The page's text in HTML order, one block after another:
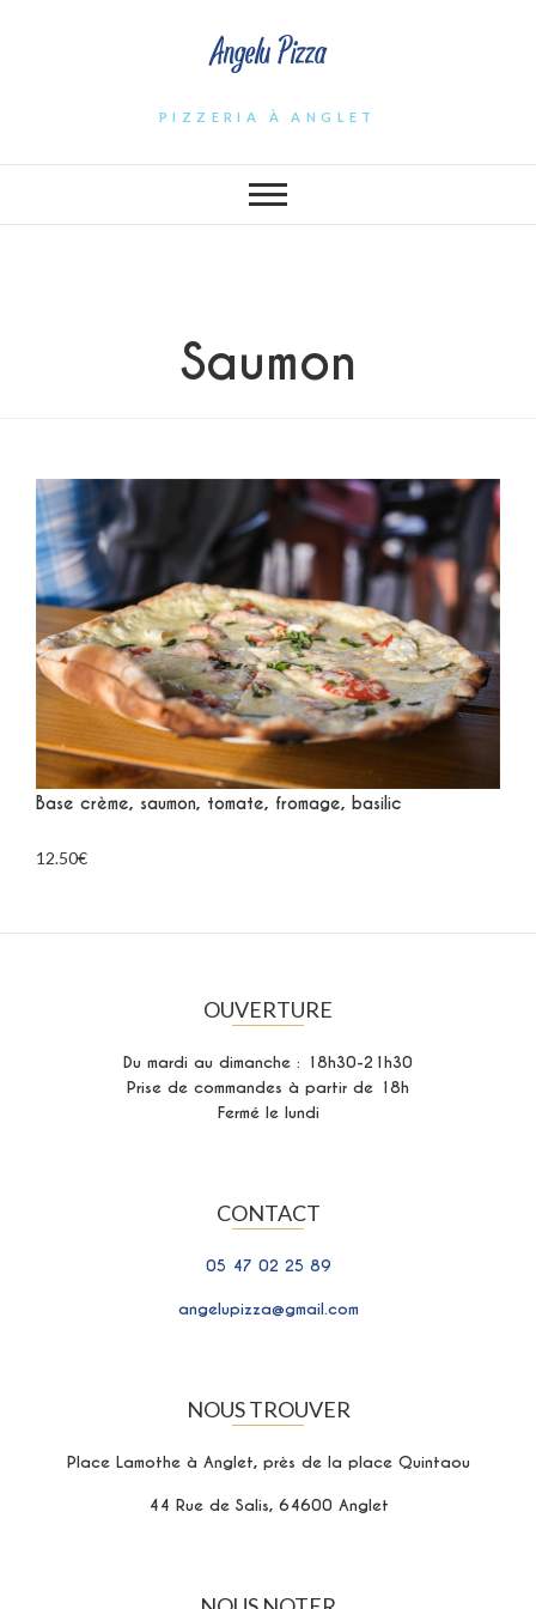
Angelu Pizza
PIZZERIA À ANGLET
Saumon
Base crème, saumon, tomate, fromage, basilic
12.50€
OUVERTURE
Du mardi au dimanche : 18h30-21h30
Prise de commandes à partir de 18h
Fermé le lundi
CONTACT
05 47 02 25 89
angelupizza@gmail.com
NOUS TROUVER
Place Lamothe à Anglet, près de la place Quintaou
44 Rue de Salis, 64600 Anglet